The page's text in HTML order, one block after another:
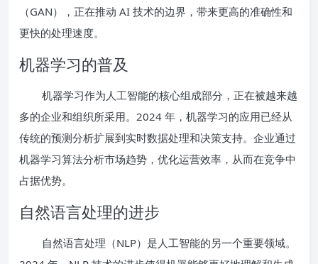
（GAN），正在推动 AI 技术的边界，带来更高的准确性和
更快的处理速度。
机器学习的普及
机器学习作为人工智能的核心组成部分，正在被越来越
多的企业和组织所采用。2024 年，机器学习的应用已经从
传统的预测分析扩展到实时数据处理和决策支持。企业通过
机器学习算法分析市场趋势，优化运营效率，从而在竞争中
占据优势。
自然语言处理的进步
自然语言处理（NLP）是人工智能的另一个重要领域。